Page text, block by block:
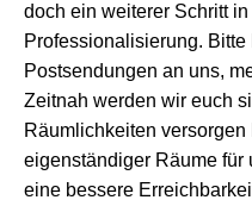
doch ein weiterer Schritt
Professionalisierung.
Postsendungen an uns,
Zeitnah werden wir euch
Räumlichkeiten
eigenständiger Räume für
eine bessere